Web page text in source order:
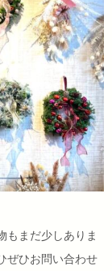
もまだ少しありま
ぜひお問い合わせ